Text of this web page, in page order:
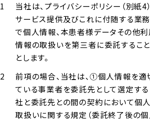
当社は、プライバシーポリシー（別紙4
サービス提供及びこれに付随する業
で個人情報、本患者様データその他
情報の取扱いを第三者に委託するこ
とします。
前項の場合、当社は、①個人情報を適
ている事業者を委託先として選定す
社と委託先との間の契約において個
取扱いに関する規定（委託終了後の